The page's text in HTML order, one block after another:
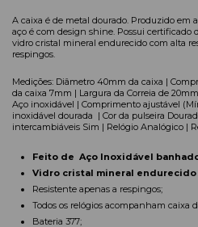
A caixa é de metal dourado. Produzido em
aço é com design shine. Possui certificado
vidro cristal mineral endurecido com alta
respingos.
Medições: Diâmetro 40mm da caixa |
da caixa 7mm | Largura da Correia de
Aço inoxidável | Comprimento ajustável
inoxidável dourada | Cor da pulseira
intercambiáveis Sim | Relógio Analógico |
Feito de Aço Inoxidável
Vidro cristal mineral
Resistente apenas a respingos;
Todos os relógios acompanham
Bateria 377;